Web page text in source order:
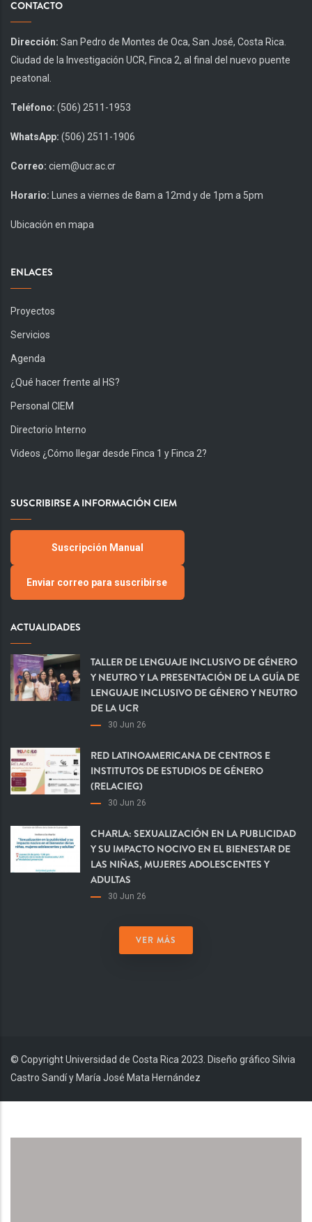
CONTACTO
Dirección: San Pedro de Montes de Oca, San José, Costa Rica.
Ciudad de la Investigación UCR, Finca 2, al final del nuevo puente
peatonal.
Teléfono: (506) 2511-1953
WhatsApp: (506) 2511-1906
Correo: ciem@ucr.ac.cr
Horario: Lunes a viernes de 8am a 12md y de 1pm a 5pm
Ubicación en mapa
ENLACES
Proyectos
Servicios
Agenda
¿Qué hacer frente al HS?
Personal CIEM
Directorio Interno
Videos ¿Cómo llegar desde Finca 1 y Finca 2?
SUSCRIBIRSE A INFORMACIÓN CIEM
Suscripción Manual
Enviar correo para suscribirse
ACTUALIDADES
TALLER DE LENGUAJE INCLUSIVO DE GÉNERO
Y NEUTRO Y LA PRESENTACIÓN DE LA GUÍA DE
LENGUAJE INCLUSIVO DE GÉNERO Y NEUTRO
DE LA UCR
30 Jun 26
RED LATINOAMERICANA DE CENTROS E
INSTITUTOS DE ESTUDIOS DE GÉNERO
(RELACIEG)
30 Jun 26
CHARLA: SEXUALIZACIÓN EN LA PUBLICIDAD
Y SU IMPACTO NOCIVO EN EL BIENESTAR DE
LAS NIÑAS, MUJERES ADOLESCENTES Y
ADULTAS
30 Jun 26
VER MÁS
© Copyright Universidad de Costa Rica 2023. Diseño gráfico Silvia
Castro Sandí y María José Mata Hernández